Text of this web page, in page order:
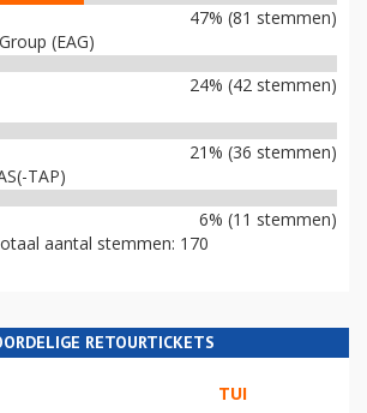
47% (81 stemmen)
(EAG)
24% (42 stemmen)
21% (36 stemmen)
TAP)
6% (11 stemmen)
aantal stemmen: 170
RETOURTICKETS
TUI